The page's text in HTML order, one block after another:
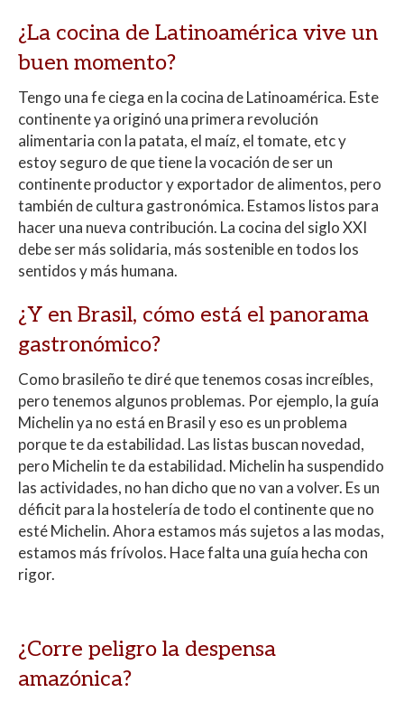
¿La cocina de Latinoamérica vive un
buen momento?
Tengo una fe ciega en la cocina de Latinoamérica. Este
continente ya originó una primera revolución
alimentaria con la patata, el maíz, el tomate, etc y
estoy seguro de que tiene la vocación de ser un
continente productor y exportador de alimentos, pero
también de cultura gastronómica. Estamos listos para
hacer una nueva contribución. La cocina del siglo XXI
debe ser más solidaria, más sostenible en todos los
sentidos y más humana.
¿Y en Brasil, cómo está el panorama
gastronómico?
Como brasileño te diré que tenemos cosas increíbles,
pero tenemos algunos problemas. Por ejemplo, la guía
Michelin ya no está en Brasil y eso es un problema
porque te da estabilidad. Las listas buscan novedad,
pero Michelin te da estabilidad. Michelin ha suspendido
las actividades, no han dicho que no van a volver. Es un
déficit para la hostelería de todo el continente que no
esté Michelin. Ahora estamos más sujetos a las modas,
estamos más frívolos. Hace falta una guía hecha con
rigor.
¿Corre peligro la despensa
amazónica?